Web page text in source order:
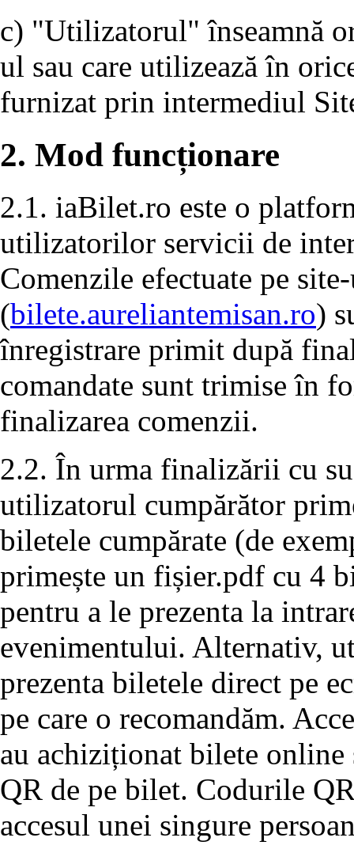
c) "Utilizatorul" înseamnă
ul sau care utilizează în
furnizat prin intermediul
2. Mod funcționare
2.1. iaBilet.ro este o
utilizatorilor servicii de
Comenzile efectuate pe
(bilete.aureliantemisan.ro)
înregistrare primit după
comandate sunt trimise în
finalizarea comenzii.
2.2. În urma finalizării cu
utilizatorul cumpărător
biletele cumpărate (de
primește un fișier.pdf cu 4
pentru a le prezenta la
evenimentului. Alternativ,
prezenta biletele direct pe
pe care o recomandăm.
au achiziționat bilete online
QR de pe bilet. Codurile
accesul unei singure